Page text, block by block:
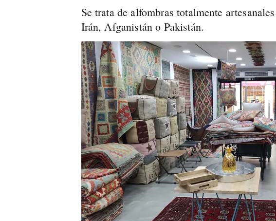
Se trata de alfombras totalmente
Irán, Afganistán o Pakistán.